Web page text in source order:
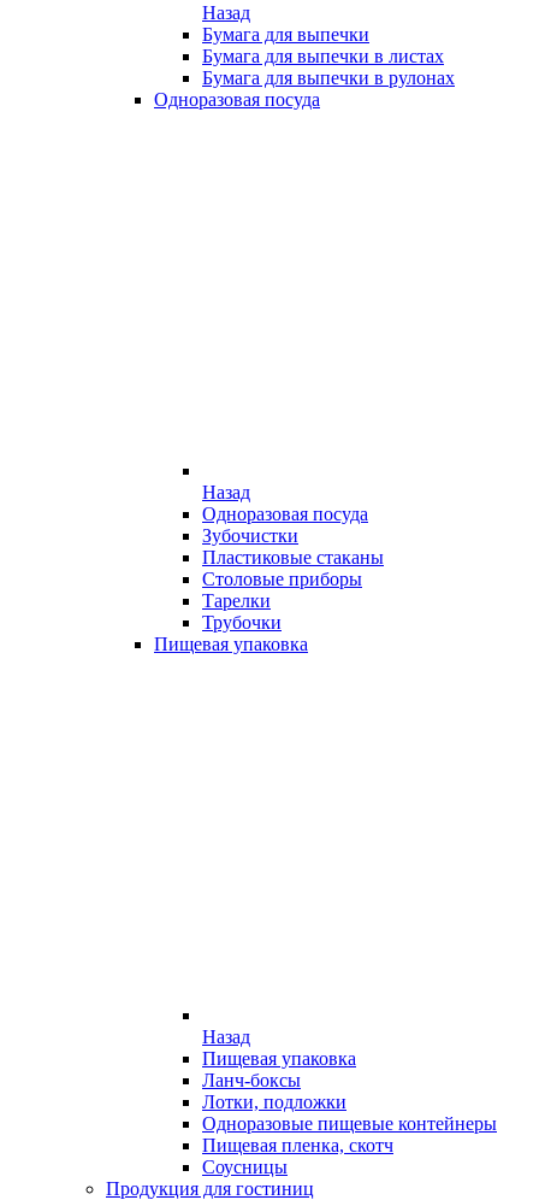
Назад
Бумага для выпечки
Бумага для выпечки в листах
Бумага для выпечки в рулонах
Одноразовая посуда
Назад
Одноразовая посуда
Зубочистки
Пластиковые стаканы
Столовые приборы
Тарелки
Трубочки
Пищевая упаковка
Назад
Пищевая упаковка
Ланч-боксы
Лотки, подложки
Одноразовые пищевые контейнеры
Пищевая пленка, скотч
Соусницы
Продукция для гостиниц